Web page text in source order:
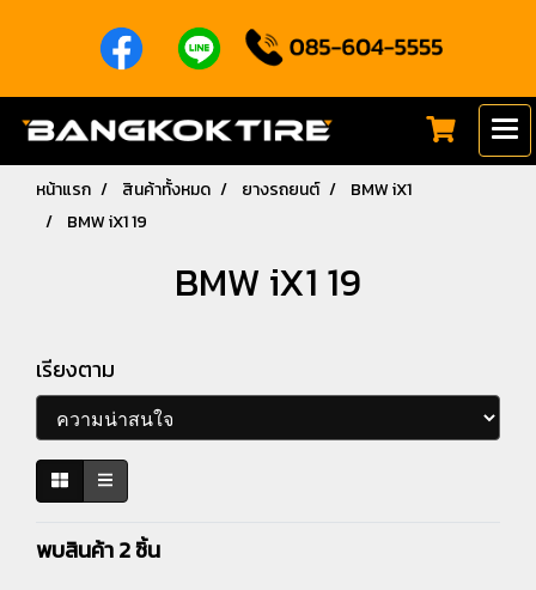
หน้าแรก สินค้าทั้งหมด ยางรถยนต์
BMW iX1
BMW iX1 19
BMW iX1 19
เรียงตาม
พบสินค้า 2 ชิ้น